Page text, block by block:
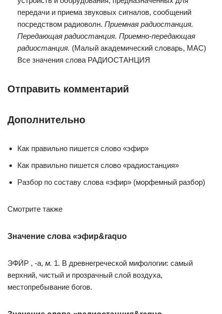
передачи и приема звуковых сигналов, сообщений
посредством радиоволн. Приемная радиостанция.
Передающая радиостанция. Приемно-передающая
радиостанция. (Малый академический словарь, МАС)
Все значения слова РАДИОСТАНЦИЯ
Отправить комментарий
Дополнительно
Как правильно пишется слово «эфир»
Как правильно пишется слово «радиостанция»
Разбор по составу слова «эфир» (морфемный разбор)
Смотрите также
Значение слова «эфир&raquo
ЭФИ́Р , -а, м. 1. В древнегреческой мифологии: самый
верхний, чистый и прозрачный слой воздуха,
местопребывание богов.